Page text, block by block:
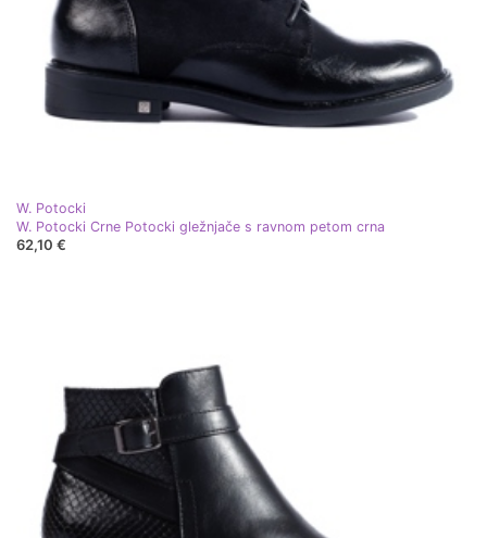
W. Potocki
W. Potocki Crne Potocki gležnjače s ravnom petom crna
62,10 €